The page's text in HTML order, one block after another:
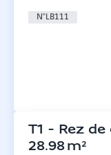
N°LB111
T1 - Rez
28.98 m²